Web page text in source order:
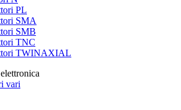
PL
SMA
SMB
TNC
TWINAXIAL
vari